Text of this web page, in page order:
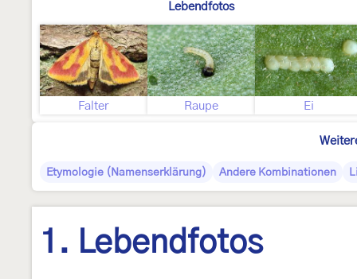
Lebendfotos
Falter Raupe Ei
Etymologie (Namenserklärung) Andere Kombinationen
1. Lebendfotos